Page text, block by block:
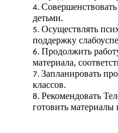
детьми.
Осуществлять
поддержку
Продолжить
материала,
Запланировать
классов.
Рекомендовать
готовить материалы